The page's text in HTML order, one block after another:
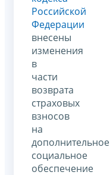
Российской
Федерации
внесены
изменения
в
части
возврата
страховых
взносов
на
дополнительное
социальное
обеспечение